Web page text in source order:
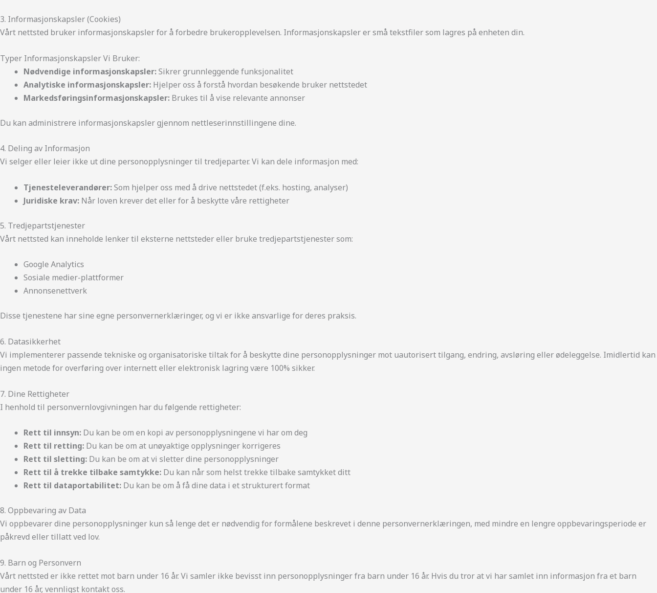
3. Informasjonskapsler (Cookies)
Vårt nettsted bruker informasjonskapsler for å forbedre brukeropplevelsen. Informasjonskapsler er små tekstfiler som lagres på enheten din.
Typer Informasjonskapsler Vi Bruker:
Nødvendige informasjonskapsler:Sikrer grunnleggende funksjonalitet
Analytiske informasjonskapsler: Hjelper oss å forstå hvordan besøkende bruker nettstedet
Markedsføringsinformasjonskapsler: Brukes til å vise relevante annonser
Du kan administrere informasjonskapsler gjennom nettleserinnstillingene dine.
4. Deling av Informasjon
Vi selger eller leier ikke ut dine personopplysninger til tredjeparter. Vi kan dele informasjon med:
Tjenesteleverandører:Som hjelper oss med å drive nettstedet (f.eks. hosting, analyser)
Juridiske krav: Når loven krever det eller for å beskytte våre rettigheter
5. Tredjepartstjenester
Vårt nettsted kan inneholde lenker til eksterne nettsteder eller bruke tredjepartstjenester som:
Google Analytics
Sosiale medier-plattformer
Annonsenettverk
Disse tjenestene har sine egne personvernerklæringer, og vi er ikke ansvarlige for deres praksis.
6. Datasikkerhet
Vi implementerer passende tekniske og organisatoriske tiltak for å beskytte dine personopplysninger mot uautorisert tilgang, endring, avsløring eller ødeleggelse. Imidlertid kan
ingen metode for overføring over internett eller elektronisk lagring være 100% sikker.
7. Dine Rettigheter
I henhold til personvernlovgivningen har du følgende rettigheter:
Rett til innsyn: Du kan be om en kopi av personopplysningene vi har om deg
Rett til retting: Du kan be om at unøyaktige opplysninger korrigeres
Rett til sletting: Du kan be om at vi sletter dine personopplysninger
Rett til å trekke tilbake samtykke: Du kan når som helst trekke tilbake samtykket ditt
Rett til dataportabilitet: Du kan be om å få dine data i et strukturert format
8. Oppbevaring av Data
Vi oppbevarer dine personopplysninger kun så lenge det er nødvendig for formålene beskrevet i denne personvernerklæringen, med mindre en lengre oppbevaringsperiode er
påkrevd eller tillatt ved lov.
9. Barn og Personvern
Vårt nettsted er ikke rettet mot barn under 16 år. Vi samler ikke bevisst inn personopplysninger fra barn under 16 år. Hvis du tror at vi har samlet inn informasjon fra et barn
under 16 år, vennligst kontakt oss.